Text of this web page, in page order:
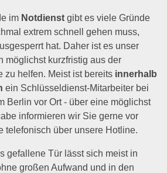
im Notdienst gibt es viele Gründe
extrem schnell gehen muss,
hat. Daher ist es unser
möglichst kurzfristig aus der
zu helfen. Meist ist bereits innerhalb
ein Schlüsseldienst-Mitarbeiter bei
Berlin vor Ort - über eine möglichst
informieren wir Sie gerne vor
telefonisch über unsere Hotline.
gefallene Tür lässt sich meist in
großen Aufwand und in den